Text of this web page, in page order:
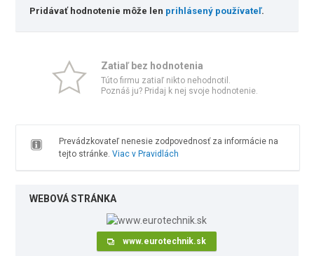
Pridávať hodnotenie môže len prihlásený používateľ.
Zatiaľ bez hodnotenia
Túto firmu zatiaľ nikto nehodnotil.
Poznáš ju? Pridaj k nej svoje hodnotenie.
Prevádzkovateľ nenesie zodpovednosť za informácie na
tejto stránke. Viac v Pravidlách
WEBOVÁ STRÁNKA
www.eurotechnik.sk